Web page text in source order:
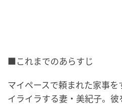
■これまでのあらすじ
マイペースで頼まれた家事
イライラする妻・美紀子。